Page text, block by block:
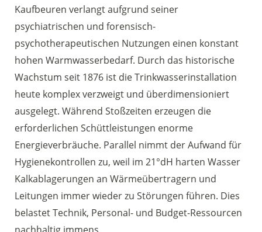
Kaufbeuren verlangt aufgrund seiner
psychiatrischen und forensisch-
psychotherapeutischen Nutzungen einen konstant
hohen Warmwasserbedarf. Durch das historische
Wachstum seit 1876 ist die Trinkwasserinstallation
heute komplex verzweigt und überdimensioniert
ausgelegt. Während Stoßzeiten erzeugen die
erforderlichen Schüttleistungen enorme
Energieverbräuche. Parallel nimmt der Aufwand für
Hygienekontrollen zu, weil im 21°dH harten Wasser
Kalkablagerungen an Wärmeübertragern und
Leitungen immer wieder zu Störungen führen. Dies
belastet Technik, Personal- und Budget-Ressourcen